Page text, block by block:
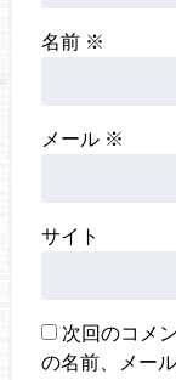
名前 ※
メール ※
サイト
次回のコメ
の名前、メー